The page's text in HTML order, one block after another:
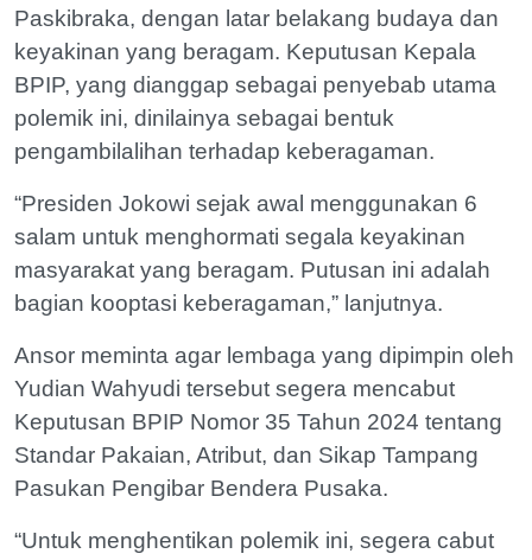
Paskibraka, dengan latar belakang budaya dan
keyakinan yang beragam. Keputusan Kepala
BPIP, yang dianggap sebagai penyebab utama
polemik ini, dinilainya sebagai bentuk
pengambilalihan terhadap keberagaman.
“Presiden Jokowi sejak awal menggunakan 6
salam untuk menghormati segala keyakinan
masyarakat yang beragam. Putusan ini adalah
bagian kooptasi keberagaman,” lanjutnya.
Ansor meminta agar lembaga yang dipimpin oleh
Yudian Wahyudi tersebut segera mencabut
Keputusan BPIP Nomor 35 Tahun 2024 tentang
Standar Pakaian, Atribut, dan Sikap Tampang
Pasukan Pengibar Bendera Pusaka.
“Untuk menghentikan polemik ini, segera cabut